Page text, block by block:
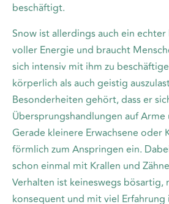
beschäftigt.
Snow ist allerdings auch ein echter
voller Energie und braucht
sich intensiv mit ihm zu
körperlich als auch geistig
Besonderheiten gehört, dass er
Übersprungshandlungen auf Arme
Gerade kleinere Erwachsene oder
förmlich zum Anspringen ein.
schon einmal mit Krallen und
Verhalten ist keineswegs bösartig,
konsequent und mit viel